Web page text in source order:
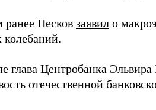
Песков заявил о
глава Центробанка
отечественной